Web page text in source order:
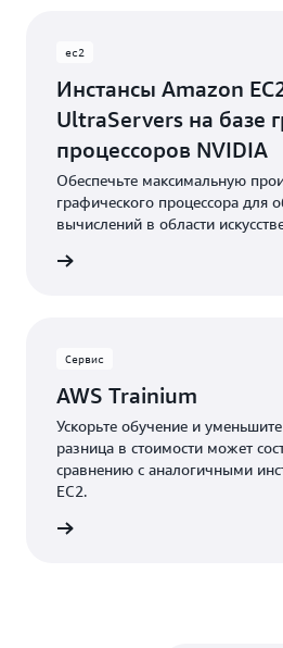
ec2
Инстансы Amazon
UltraServers на базе
процессоров NVIDIA
Обеспечьте максимальную
графического процессора для
вычислений в области
Сервис
AWS Trainium
Ускорьте обучение и
разница в стоимости может
сравнению с аналогичными
EC2.